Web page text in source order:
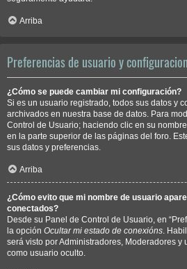
Arriba
Preferencias de usuario y
¿Cómo se puede cambiar mi configuración?
Si es un usuario registrado, todos sus datos y
archivados en nuestra base de datos. Para
Control de Usuario; haciendo clic en su
en la parte superior de las páginas del foro.
sus datos y preferencias.
Arriba
¿Cómo evito que mi nombre de usuario
conectados?
Desde su Panel de Control de Usuario, en
la opción Ocultar mi estado de conexións .
será visto por Administradores, Moderadores y
como usuario oculto.